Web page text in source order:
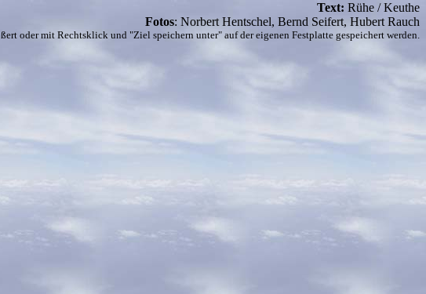
Text: Rühe / Keuthe
Fotos: Norbert Hentschel, Bernd Seifert, Hubert Rauch
oder mit Rechtsklick und "Ziel speichern unter" auf der eigenen Festplatte gespeichert werden.